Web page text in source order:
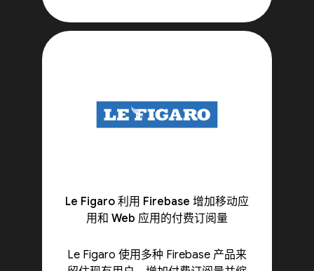
Le Figaro 利用 Firebase 增加移动应
用和 Web 应用的付费订阅量
Le Figaro 使用多种 Firebase 产品来